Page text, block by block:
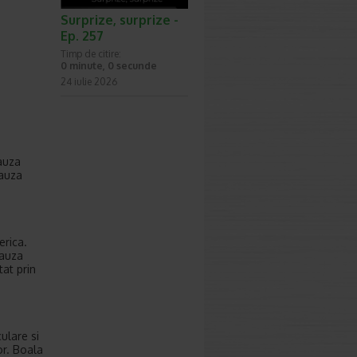
prin
si
Boala
Surprize, surprize -
Ep. 257
Timp de citire:
0 minute, 0 secunde
24 iulie 2026